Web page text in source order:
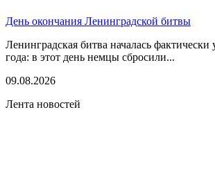
День окончания Ленинградской битвы
Ленинградская битва началась
года: в этот день немцы сбросили...
09.08.2026
Лента новостей